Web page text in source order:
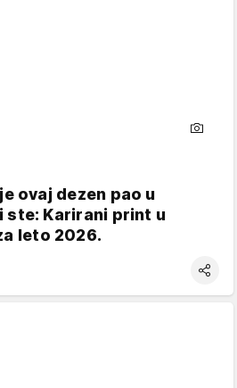
ovaj dezen pao u
ste: Karirani print u
leto 2026.